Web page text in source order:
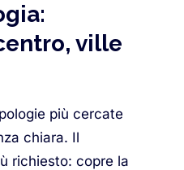
ville
più cercate
chiara. Il
richiesto: copre la